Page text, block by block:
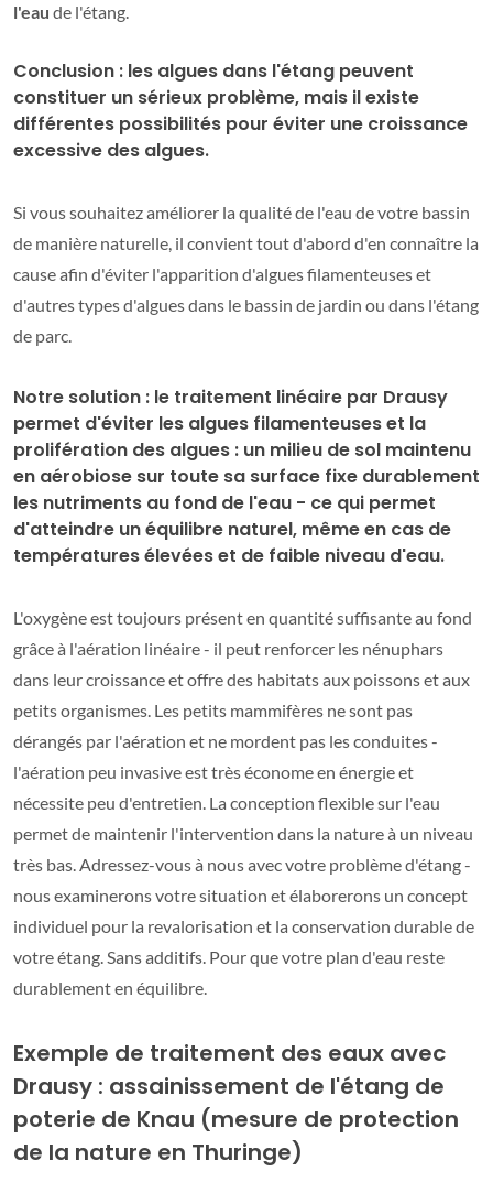
l'eau de l'étang.
Conclusion : les algues dans l'étang peuvent
constituer un sérieux problème, mais il existe
différentes possibilités pour éviter une croissance
excessive des algues.
Si vous souhaitez améliorer la qualité de l'eau de votre bassin
de manière naturelle, il convient tout d'abord d'en connaître la
cause afin d'éviter l'apparition d'algues filamenteuses et
d'autres types d'algues dans le bassin de jardin ou dans l'étang
de parc.
Notre solution : le traitement linéaire par Drausy
permet d'éviter les algues filamenteuses et la
prolifération des algues : un milieu de sol maintenu
en aérobiose sur toute sa surface fixe durablement
les nutriments au fond de l'eau - ce qui permet
d'atteindre un équilibre naturel, même en cas de
températures élevées et de faible niveau d'eau.
L'oxygène est toujours présent en quantité suffisante au fond
grâce à l'aération linéaire - il peut renforcer les nénuphars
dans leur croissance et offre des habitats aux poissons et aux
petits organismes. Les petits mammifères ne sont pas
dérangés par l'aération et ne mordent pas les conduites -
l'aération peu invasive est très économe en énergie et
nécessite peu d'entretien. La conception flexible sur l'eau
permet de maintenir l'intervention dans la nature à un niveau
très bas. Adressez-vous à nous avec votre problème d'étang -
nous examinerons votre situation et élaborerons un concept
individuel pour la revalorisation et la conservation durable de
votre étang. Sans additifs. Pour que votre plan d'eau reste
durablement en équilibre.
Exemple de traitement des eaux avec
Drausy : assainissement de l'étang de
poterie de Knau (mesure de protection
de la nature en Thuringe)